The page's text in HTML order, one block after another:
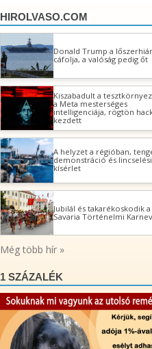
HIROLVASO.COM
1 SZÁZALÉK